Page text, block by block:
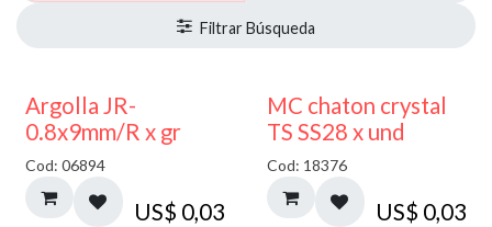
Argolla JR-
0.8x9mm/R x gr
Cod: 06894
US$ 0,03
MC chaton crystal
TS SS28 x und
Cod: 18376
US$ 0,03